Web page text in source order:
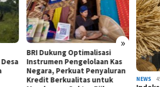
»
BRI Dukung Optimalisasi
Instrumen Pengelolaan Kas
Negara, Perkuat Penyaluran
Kredit Berkualitas untuk
NEWS